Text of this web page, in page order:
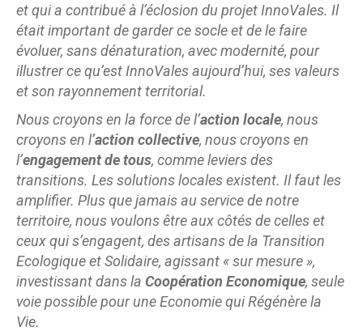
et qui a contribué à l’éclosion du projet InnoVales. Il
était important de garder ce socle et de le faire
évoluer, sans dénaturation, avec modernité, pour
illustrer ce qu’est InnoVales aujourd’hui, ses valeurs
et son rayonnement territorial.
Nous croyons en la force de l’action locale, nous
croyons en l’action collective, nous croyons en
l’engagement de tous, comme leviers des
transitions. Les solutions locales existent. Il faut les
amplifier. Plus que jamais au service de notre
territoire, nous voulons être aux côtés de celles et
ceux qui s’engagent, des artisans de la Transition
Ecologique et Solidaire, agissant « sur mesure »,
investissant dans la Coopération Economique, seule
voie possible pour une Economie qui Régénère la
Vie.